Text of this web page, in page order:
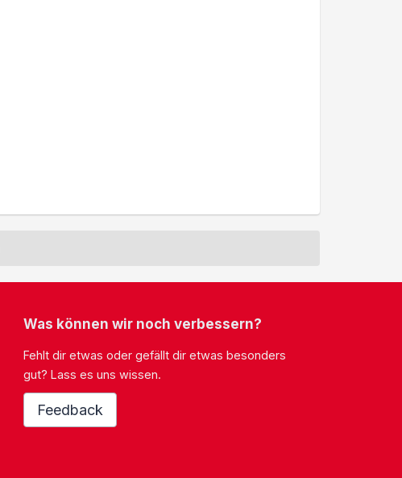
Was können wir noch verbessern?
Fehlt dir etwas oder gefällt dir etwas besonders
gut? Lass es uns wissen.
Feedback